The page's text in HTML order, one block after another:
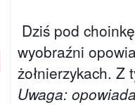
Dziś pod
wyobraźni
żołnierzykach.
Uwaga: